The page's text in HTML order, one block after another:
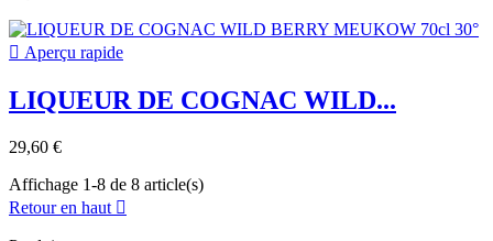
 Aperçu rapide
LIQUEUR DE COGNAC WILD...
29,60 €
Affichage 1-8 de 8 article(s)
Retour en haut 